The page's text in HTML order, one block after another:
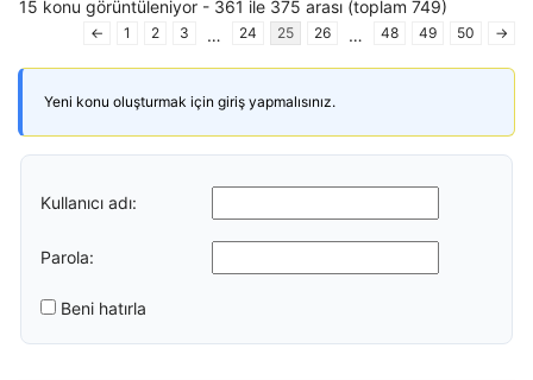
15 konu görüntüleniyor - 361 ile 375 arası (toplam 749)
← 1 2 3 … 24 25 26 … 48 49 50 →
Yeni konu oluşturmak için giriş yapmalısınız.
Kullanıcı adı:
Parola:
Beni hatırla